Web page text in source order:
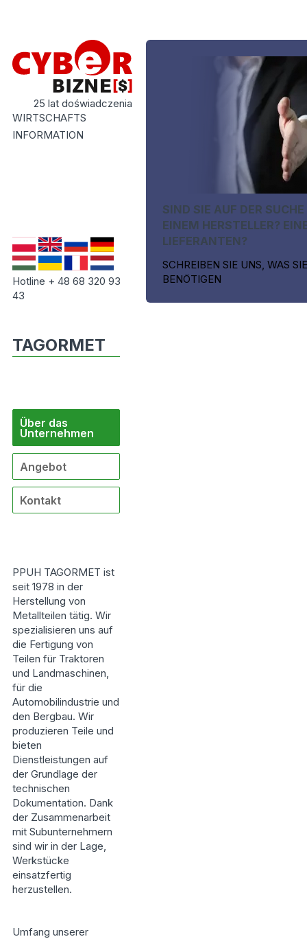
25 lat doświadczenia
WIRTSCHAFTS
INFORMATION
Hotline + 48 68 320 93
43
SIND SIE AUF DER
EINEM HERSTELLER?
LIEFERANTEN?
SCHREIBEN SIE UNS, WAS SIE
BENÖTIGEN
TAGORMET
Über das
Unternehmen
Angebot
Kontakt
PPUH TAGORMET ist
seit 1978 in der
Herstellung von
Metallteilen tätig. Wir
spezialisieren uns auf
die Fertigung von
Teilen für Traktoren
und Landmaschinen,
für die
Automobilindustrie und
den Bergbau. Wir
produzieren Teile und
bieten
Dienstleistungen auf
der Grundlage der
technischen
Dokumentation. Dank
der Zusammenarbeit
mit Subunternehmern
sind wir in der Lage,
Werkstücke
einsatzfertig
herzustellen.
Umfang unserer